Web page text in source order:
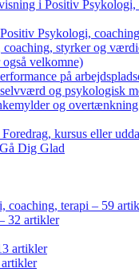
i Positiv
Psykologi,
styrker og
velkomne)
på
og psykologisk
og
kursus eller
Dig Glad
coaching, terapi – 59
32 artikler
artikler